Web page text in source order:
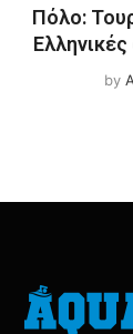
Πόλο:
by